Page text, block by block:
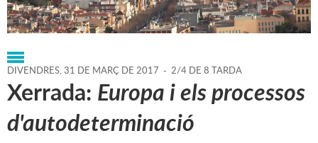
Portada > Regidories > Cultura > Agenda > 31-03-2017
DIVENDRES,31 DE MARÇ DE 2017 - 2/4 DE 8 TARDA
Xerrada: Europa i els processos
d'autodeterminació